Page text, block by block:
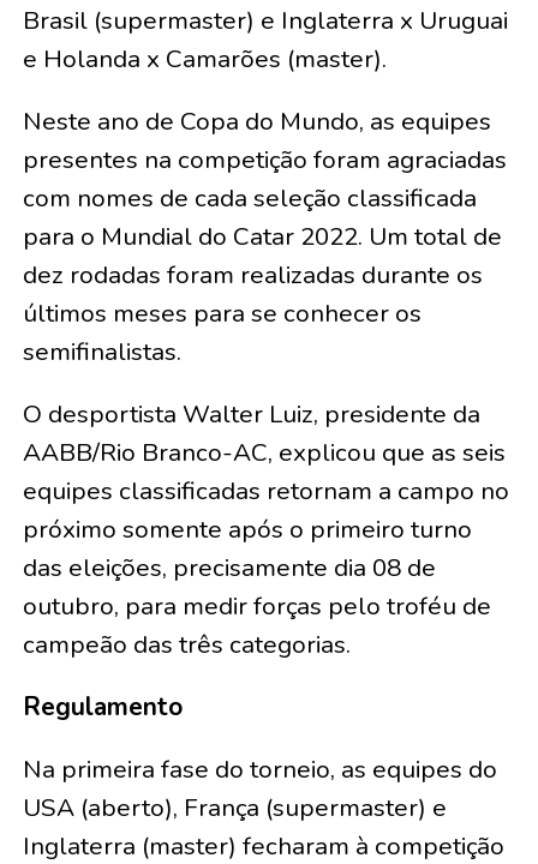
Brasil (supermaster) e Inglaterra x Uruguai
e Holanda x Camarões (master).
Neste ano de Copa do Mundo, as equipes
presentes na competição foram agraciadas
com nomes de cada seleção classificada
para o Mundial do Catar 2022. Um total de
dez rodadas foram realizadas durante os
últimos meses para se conhecer os
semifinalistas.
O desportista Walter Luiz, presidente da
AABB/Rio Branco-AC, explicou que as seis
equipes classificadas retornam a campo no
próximo somente após o primeiro turno
das eleições, precisamente dia 08 de
outubro, para medir forças pelo troféu de
campeão das três categorias.
Regulamento
Na primeira fase do torneio, as equipes do
USA (aberto), França (supermaster) e
Inglaterra (master) fecharam à competição